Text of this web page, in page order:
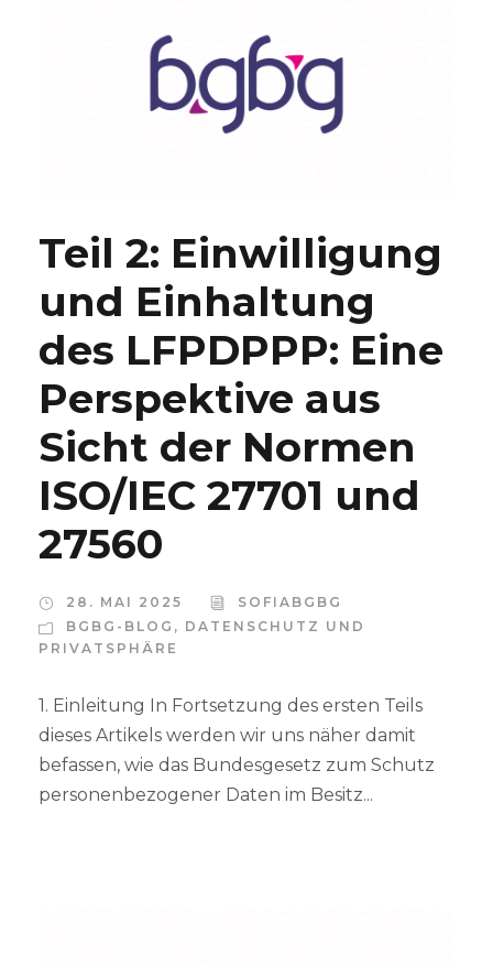
Teil 2: Einwilligung
und Einhaltung
des LFPDPPP: Eine
Perspektive aus
Sicht der Normen
ISO/IEC 27701 und
27560
28. MAI 2025
SOFIABGBG
BGBG-BLOG , DATENSCHUTZ UND
PRIVATSPHÄRE
1. Einleitung In Fortsetzung des ersten Teils
dieses Artikels werden wir uns näher damit
befassen, wie das Bundesgesetz zum Schutz
personenbezogener Daten im Besitz...